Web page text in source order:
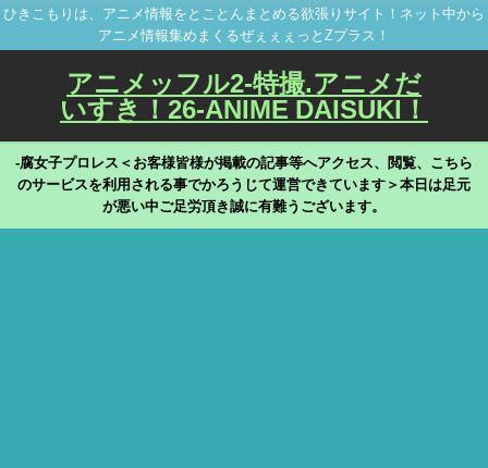
ひきこもりは、アニメ情報をとことんまとめる欲張りサイト！ネット中から
アニメ情報集めまくるぜぇぇぇっとZプラス！
アニメッフル2-特撮.アニメだ
いすき！26-ANIME DAISUKI！
-腐女子プロレス＜お客様皆様が掲載の記事等へアクセス、閲覧、こちら
のサービスを利用される事でかろうじて運営できています＞本日は足元
が悪い中ご足労頂き誠に有難うございます。